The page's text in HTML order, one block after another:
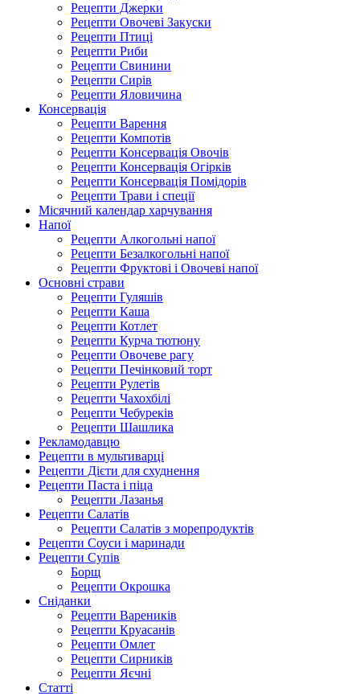
Рецепти Джерки
Рецепти Овочеві Закуски
Рецепти Птиці
Рецепти Риби
Рецепти Свинини
Рецепти Сирів
Рецепти Яловичина
Консервація
Рецепти Варення
Рецепти Компотів
Рецепти Консервація Овочів
Рецепти Консервація Огірків
Рецепти Консервація Помідорів
Рецепти Трави і спеції
Місячний календар харчування
Напої
Рецепти Алкогольні напої
Рецепти Безалкогольні напої
Рецепти Фруктові і Овочеві напої
Основні страви
Рецепти Гуляшів
Рецепти Каша
Рецепти Котлет
Рецепти Курча тютюну
Рецепти Овочеве рагу
Рецепти Печінковий торт
Рецепти Рулетів
Рецепти Чахохбілі
Рецепти Чебуреків
Рецепти Шашлика
Рекламодавцю
Рецепти в мультиварці
Рецепти Дієти для схуднення
Рецепти Паста і піца
Рецепти Лазанья
Рецепти Салатів
Рецепти Салатів з морепродуктів
Рецепти Соуси і маринади
Рецепти Супів
Борщ
Рецепти Окрошка
Сніданки
Рецепти Вареників
Рецепти Круасанів
Рецепти Омлет
Рецепти Сирників
Рецепти Яєчні
Статті